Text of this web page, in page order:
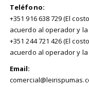
Teléfono:
+351 916 638 729 (El
acuerdo al operador y
+351 244 721 426 (El
acuerdo al operador y
Email: